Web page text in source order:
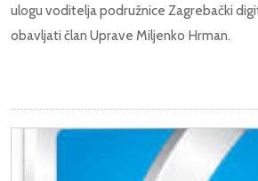
ulogu voditelja podružnice Zagrebački
obavljati član Uprave Miljenko Hrman.